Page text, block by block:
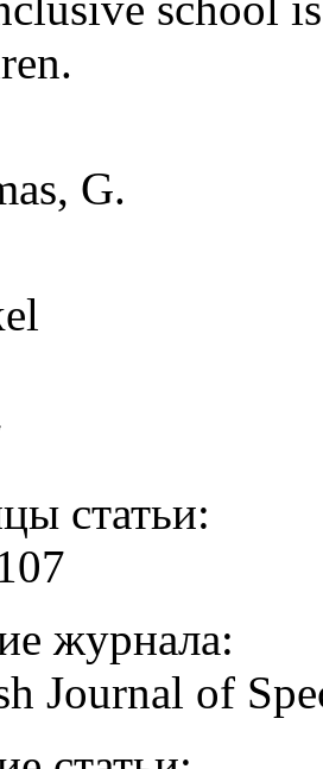
G.
статьи:
журнала:
Journal of